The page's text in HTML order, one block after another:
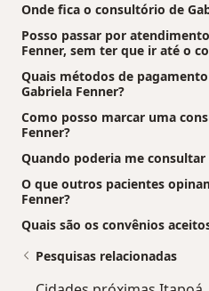
Onde fica o consultório de
Posso passar por
Fenner, sem ter que ir até o
Quais métodos de
Gabriela Fenner?
Como posso marcar uma
Fenner?
Quando poderia me consultar
O que outros pacientes
Fenner?
Quais são os convênios
Pesquisas relacionadas